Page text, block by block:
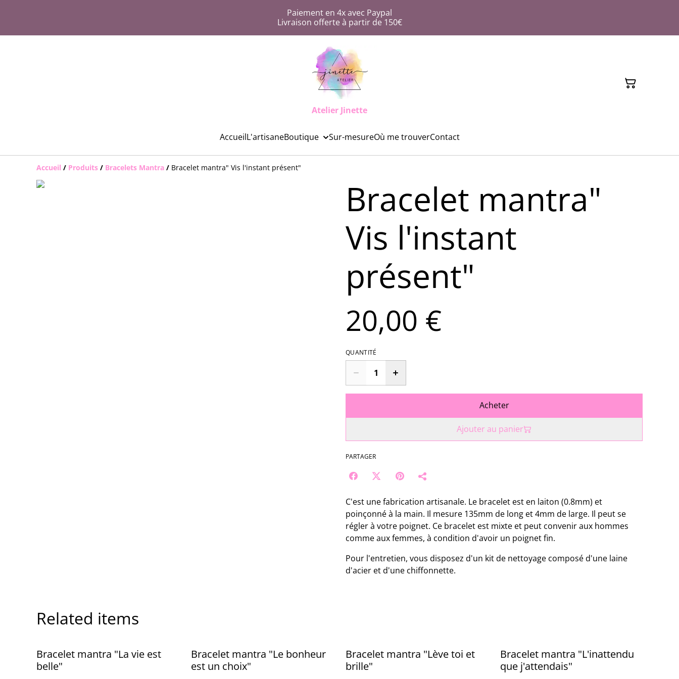
Paiement en 4x avec Paypal
Livraison offerte à partir de 150€
Atelier Jinette
AccueilL'artisaneBoutique Sur-mesureOù me trouverContact
Accueil / Produits / Bracelets Mantra / Bracelet mantra" Vis l'instant présent"
Bracelet mantra"
Vis l'instant
présent"
20,00 €
QUANTITÉ
Acheter
Ajouter au panier
PARTAGER
C'est une fabrication artisanale. Le bracelet est en laiton (0.8mm) et
poinçonné à la main. Il mesure 135mm de long et 4mm de large. Il peut se
régler à votre poignet. Ce bracelet est mixte et peut convenir aux hommes
comme aux femmes, à condition d'avoir un poignet fin.
Pour l'entretien, vous disposez d'un kit de nettoyage composé d'une laine
d'acier et d'une chiffonnette.
Related items
Bracelet mantra "La vie est
belle"
Bracelet mantra "Le bonheur
est un choix"
Bracelet mantra "Lève toi et
brille"
Bracelet mantra "L'inattendu
que j'attendais"